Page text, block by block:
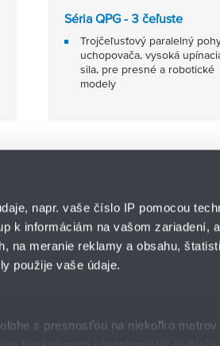
napr. vaše číslo IP pomocou
k informáciám na vašom zariadení,
na meranie reklamy a obsahu,
použije vaše údaje.
s presnosťou na niekoľko metrov
Séria QPG - 3 čeľuste
Trojčeľusťový paralelný
uchopovača, vysoká
sila, pre presné a robotické
modely
HENNLICH s.r.o.
Košťany nad Turcom 543